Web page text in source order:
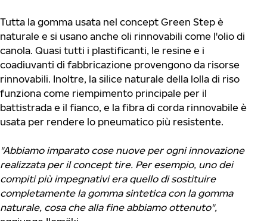
Tutta la gomma usata nel concept Green Step è
naturale e si usano anche oli rinnovabili come l'olio di
canola. Quasi tutti i plastificanti, le resine e i
coadiuvanti di fabbricazione provengono da risorse
rinnovabili. Inoltre, la silice naturale della lolla di riso
funziona come riempimento principale per il
battistrada e il fianco, e la fibra di corda rinnovabile è
usata per rendere lo pneumatico più resistente.
"Abbiamo imparato cose nuove per ogni innovazione
realizzata per il concept tire. Per esempio, uno dei
compiti più impegnativi era quello di sostituire
completamente la gomma sintetica con la gomma
naturale, cosa che alla fine abbiamo ottenuto",